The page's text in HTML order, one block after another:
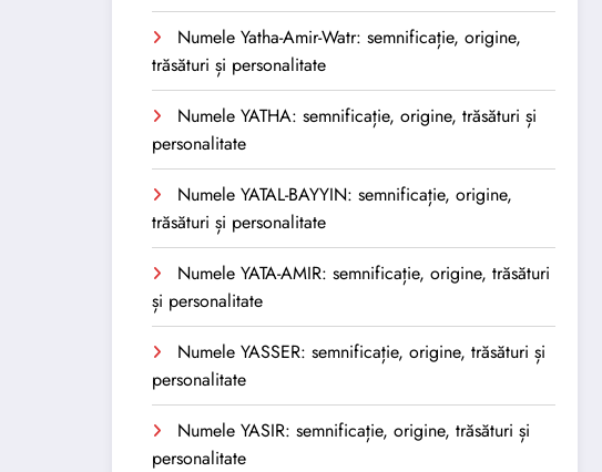
Numele Yatha-Amir-Watr: semnificație, origine,
trăsături și personalitate
Numele YATHA: semnificație, origine, trăsături și
personalitate
Numele YATAL-BAYYIN: semnificație, origine,
trăsături și personalitate
Numele YATA-AMIR: semnificație, origine, trăsături
și personalitate
Numele YASSER: semnificație, origine, trăsături și
personalitate
Numele YASIR: semnificație, origine, trăsături și
personalitate